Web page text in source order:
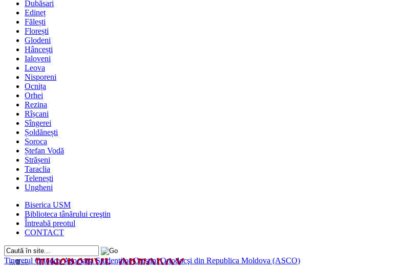
Dubăsari
Edineț
Fălești
Florești
Glodeni
Hâncești
Ialoveni
Leova
Nisporeni
Ocnița
Orhei
Rezina
Rîșcani
Sîngerei
Șoldănești
Soroca
Ștefan Vodă
Strășeni
Taraclia
Telenești
Ungheni
Biserica USM
Biblioteca tânărului creştin
Întreabă preotul
CONTACT
Tineretul OrtodoxAsociaţia Studenţilor Creştini Ortodocşi din Republica Moldova (ASCO)